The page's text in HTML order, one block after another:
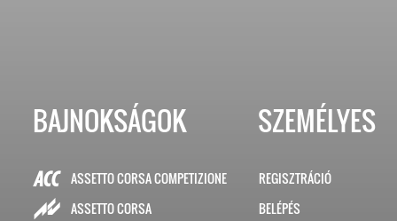
BAJNOKSÁGOK
ASSETTO CORSA COMPETIZIONE
ASSETTO CORSA
SZEMÉLYES
REGISZTRÁCIÓ
BELÉPÉS